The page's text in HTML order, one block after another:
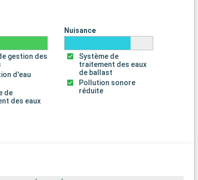
gestion des
d'eau
de
des eaux
Nuisance
Système de
traitement des eaux
de ballast
Pollution sonore
réduite